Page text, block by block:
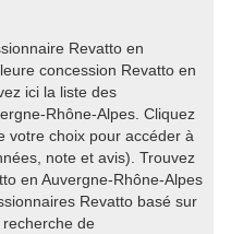
Revatto en
concession Revatto en
ici la liste des
Rhône-Alpes. Cliquez
votre choix pour accéder à
note et avis). Trouvez
en Auvergne-Rhône-Alpes
Revatto basé sur
de